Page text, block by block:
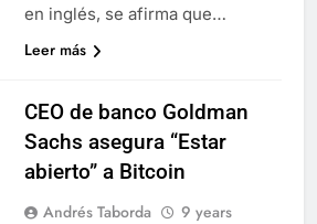
en inglés, se afirma que…
Leer más
CEO de banco Goldman
Sachs asegura “Estar
abierto” a Bitcoin
Andrés Taborda
9 years